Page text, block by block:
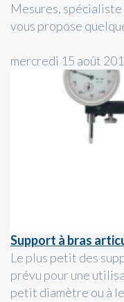
Mesures,
vous propose
mercredi 15 août
Support à bras
Le plus petit des
prévu pour une
petit diamètre ou à